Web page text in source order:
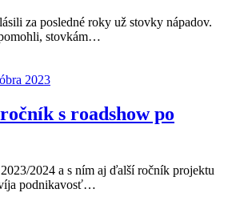
za posledné roky už stovky nápadov.
stovkám…
2023
s roadshow po
2024 a s ním aj ďalší ročník projektu
podnikavosť…